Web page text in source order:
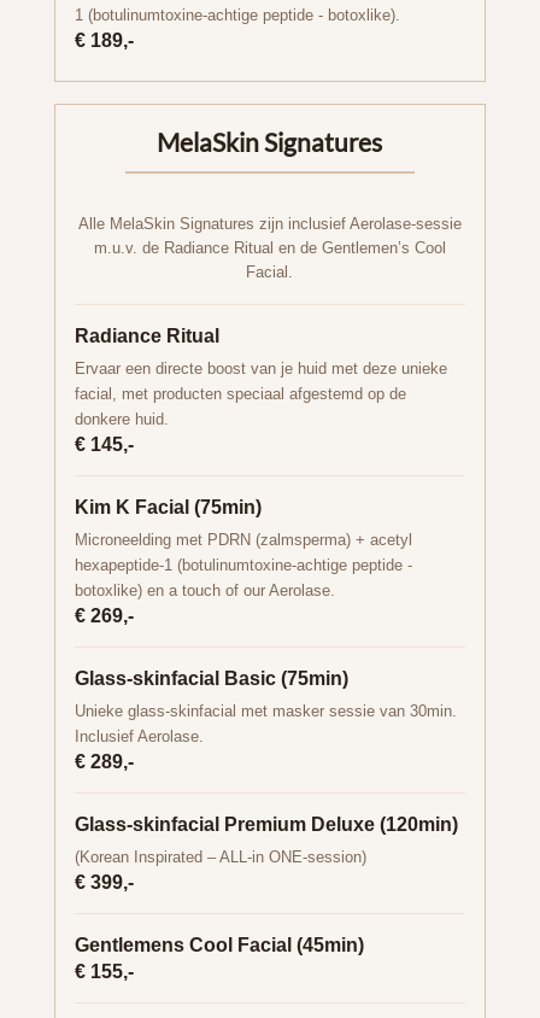
1 (botulinumtoxine-achtige peptide - botoxlike).
€ 189,-
MelaSkin Signatures
Alle MelaSkin Signatures zijn inclusief Aerolase-sessie
m.u.v. de Radiance Ritual en de Gentlemen’s Cool
Facial.
Radiance Ritual
Ervaar een directe boost van je huid met deze unieke
facial, met producten speciaal afgestemd op de
donkere huid.
€ 145,-
Kim K Facial (75min)
Microneelding met PDRN (zalmsperma) + acetyl
hexapeptide-1 (botulinumtoxine-achtige peptide -
botoxlike) en a touch of our Aerolase.
€ 269,-
Glass-skinfacial Basic (75min)
Unieke glass-skinfacial met masker sessie van 30min.
Inclusief Aerolase.
€ 289,-
Glass-skinfacial Premium Deluxe (120min)
(Korean Inspirated – ALL-in ONE-session)
€ 399,-
Gentlemens Cool Facial (45min)
€ 155,-